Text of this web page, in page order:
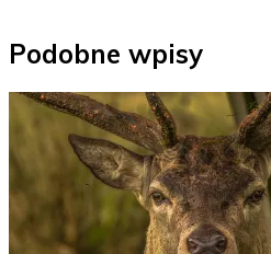
Podobne wpisy